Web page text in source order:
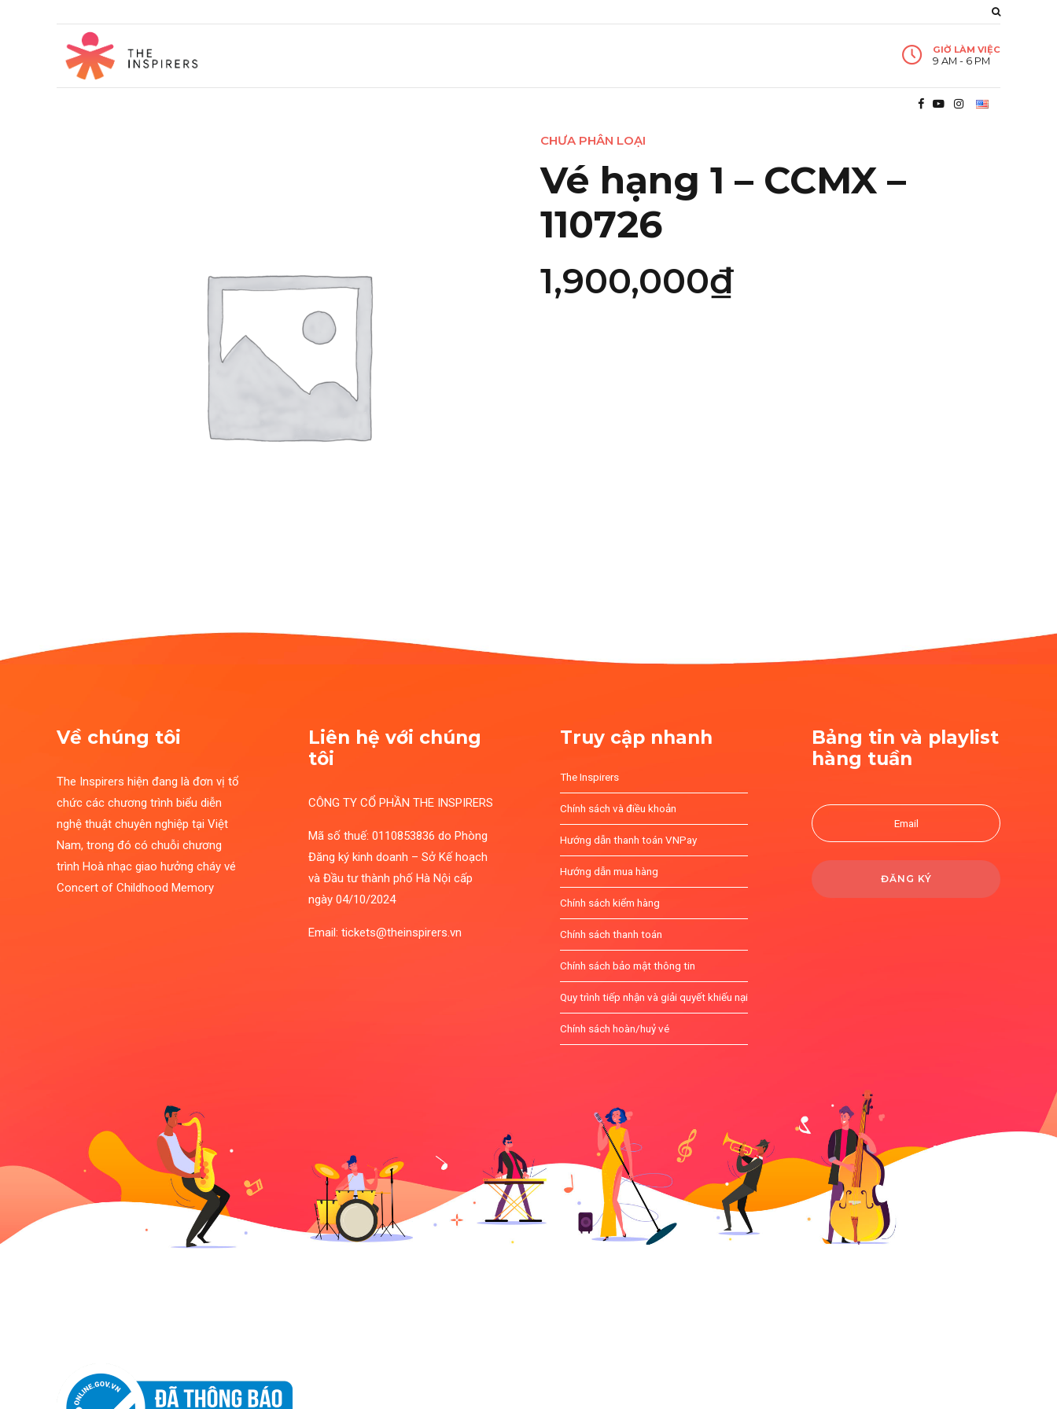
GIỜ LÀM VIỆC
9 AM - 6 PM
CHƯA PHÂN LOẠI
Vé hạng 1 – CCMX –
110726
1,900,000₫
Về chúng tôi
The Inspirers hiện đang là đơn vị tổ
chức các chương trình biểu diễn
nghệ thuật chuyên nghiệp tại Việt
Nam, trong đó có chuỗi chương
trình Hoà nhạc giao hưởng cháy vé
Concert of Childhood Memory
Liên hệ với chúng
tôi
CÔNG TY CỔ PHẦN THE INSPIRERS
Mã số thuế: 0110853836 do Phòng
Đăng ký kinh doanh – Sở Kế hoạch
và Đầu tư thành phố Hà Nội cấp
ngày 04/10/2024
Email: tickets@theinspirers.vn
Truy cập nhanh
The Inspirers
Chính sách và điều khoản
Hướng dẫn thanh toán VNPay
Hướng dẫn mua hàng
Chính sách kiểm hàng
Chính sách thanh toán
Chính sách bảo mật thông tin
Quy trình tiếp nhận và giải quyết khiếu nại
Chính sách hoàn/huỷ vé
Bảng tin và playlist
hàng tuần